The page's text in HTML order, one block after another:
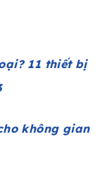
11 thiết bị
không gian